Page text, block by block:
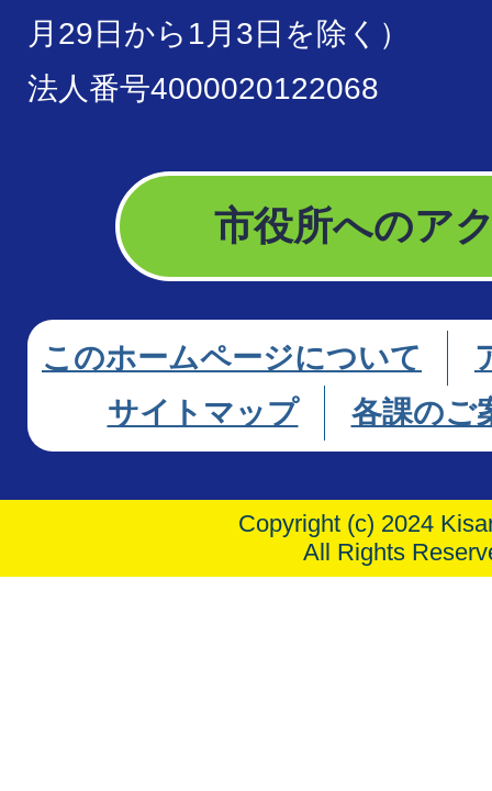
月29日から1月3日を除く）
法人番号4000020122068
市役所へのア
このホームページについて
サイトマップ
各課のご
Copyright (c) 2024
All Rights